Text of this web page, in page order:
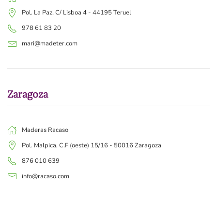
Pol. La Paz, C/ Lisboa 4 - 44195 Teruel
978 61 83 20
mari@madeter.com
Zaragoza
Maderas Racaso
Pol. Malpica, C.F (oeste) 15/16 - 50016 Zaragoza
876 010 639
info@racaso.com